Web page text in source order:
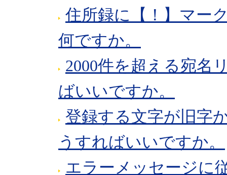
住所録に【！】マー
何ですか。
2000件を超える宛名
ばいいですか。
登録する文字が旧字
うすればいいですか。
エラーメッセージに